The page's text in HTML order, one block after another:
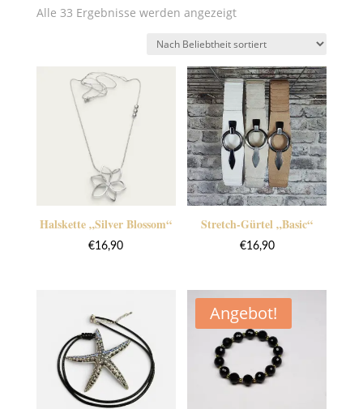
Alle 33 Ergebnisse werden angezeigtNach
sortiert
Halskette „Silver Blossom“
€16,90
Stretch-Gürtel „Basic“
€16,90
Angebot!